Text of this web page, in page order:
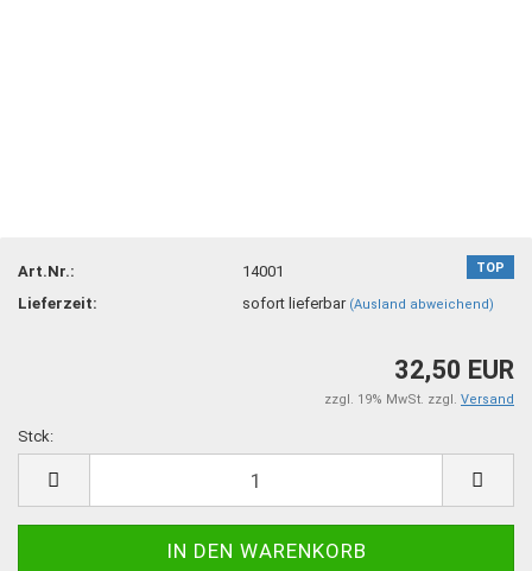
TOP
Art.Nr.:
14001
Lieferzeit:
sofort lieferbar (Ausland abweichend)
32,50 EUR
zzgl. 19% MwSt. zzgl. Versand
Stck: